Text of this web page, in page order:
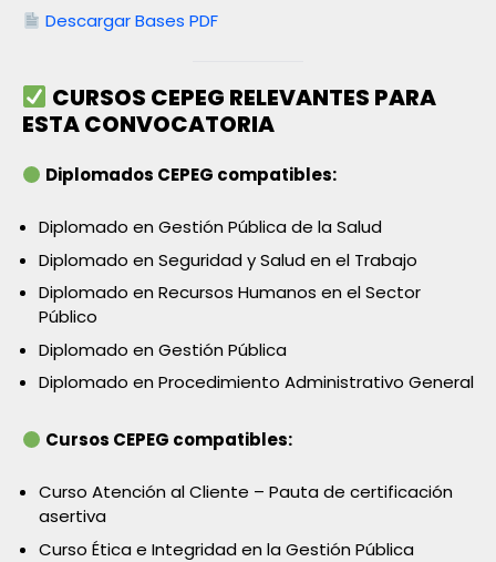
Descargar Bases PDF
CURSOS CEPEG RELEVANTES PARA
ESTA CONVOCATORIA
Diplomados CEPEG compatibles:
Diplomado en Gestión Pública de la Salud
Diplomado en Seguridad y Salud en el Trabajo
Diplomado en Recursos Humanos en el Sector
Público
Diplomado en Gestión Pública
Diplomado en Procedimiento Administrativo General
Cursos CEPEG compatibles:
Curso Atención al Cliente – Pauta de certificación
asertiva
Curso Ética e Integridad en la Gestión Pública